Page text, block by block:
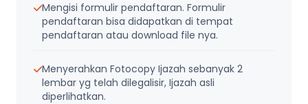
Mengisi formulir pendaftaran. Formulir
pendaftaran bisa didapatkan di tempat
pendaftaran atau download file nya.
Menyerahkan Fotocopy Ijazah sebanyak 2
lembar yg telah dilegalisir, Ijazah asli
diperlihatkan.